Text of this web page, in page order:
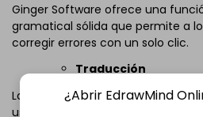
Ginger Software ofrece una
gramatical sólida que permite a
corregir errores con un solo clic.
Traducción
La herramienta de traducción de
usuarios traducir sus contenidos a
¿Abrir EdrawMind